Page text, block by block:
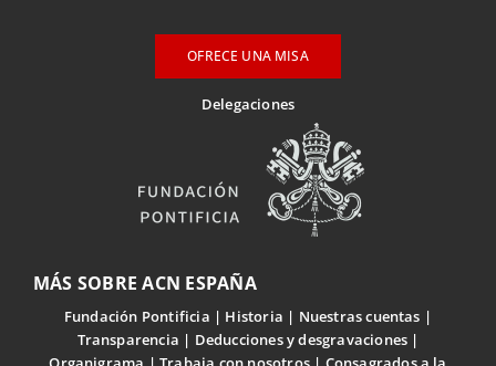
OFRECE UNA MISA
Delegaciones
MÁS SOBRE ACN ESPAÑA
Fundación Pontificia Historia
Nuestras cuentas
Transparencia
Deducciones y desgravaciones